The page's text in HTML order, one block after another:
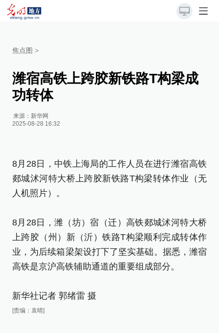
焦点图 >
潍宿高铁上跨胶新铁路T构梁成
功转体
来源： 新华网
2025-08-28 16:32
8月28日，中铁上海局的工作人员在进行潍宿高铁
郯城沭河特大桥上跨胶新铁路T构梁转体作业（无
人机照片）。
8月28日，潍（坊）宿（迁）高铁郯城沭河特大桥
上跨胶（州）新（沂）铁路T构梁顺利完成转体作
业，为后续箱梁架设打下了坚实基础。据悉，潍宿
高铁是京沪高铁辅助通道的重要组成部分。
新华社记者 郭绪雷 摄
[责编：袁晴]